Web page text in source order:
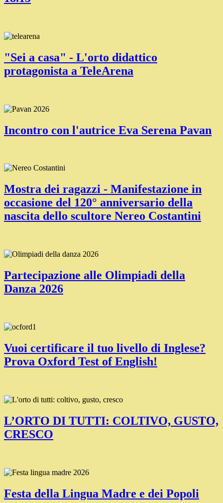
"Sei a casa" - L'orto didattico
protagonista a TeleArena
Incontro con l'autrice Eva Serena Pavan
Mostra dei ragazzi - Manifestazione in
occasione del 120° anniversario della
nascita dello scultore Nereo Costantini
Partecipazione alle Olimpiadi della
Danza 2026
Vuoi certificare il tuo livello di Inglese?
Prova Oxford Test of English!
L’ORTO DI TUTTI: COLTIVO, GUSTO,
CRESCO
Festa della Lingua Madre e dei Popoli